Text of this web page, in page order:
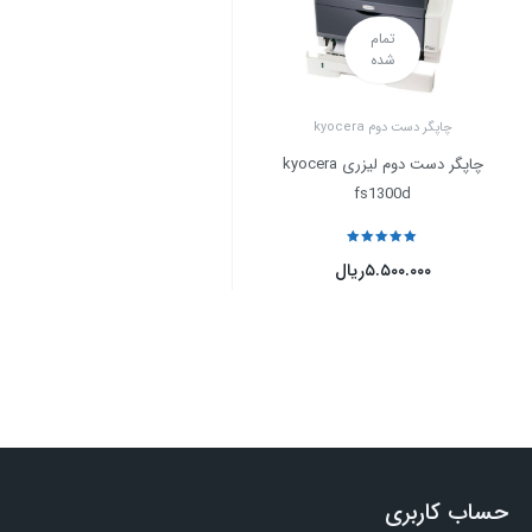
تمام
شده
چاپگر دست دوم kyocera
چاپگر دست دوم لیزری kyocera
fs1300d
ریال۵.۵۰۰.۰۰۰
حساب کاربری